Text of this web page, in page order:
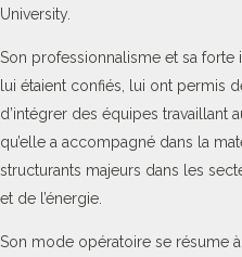
University.
Son professionnalisme et sa
lui étaient confiés, lui ont permis
d’intégrer des équipes travaillant
qu’elle a accompagné dans la
structurants majeurs dans les
et de l’énergie.
Son mode opératoire se résume